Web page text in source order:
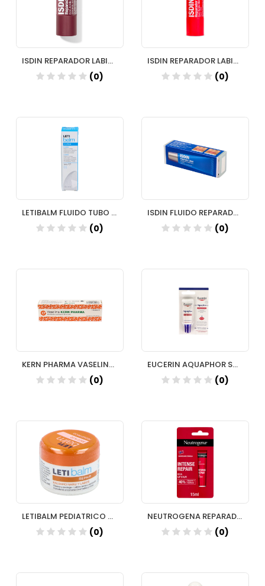
ISDIN REPARADOR LABIAL 1 STICK 4 G COLOR GRANATE
(0)
ISDIN REPARADOR LABIAL 1 STICK 4 G COLOR ROJO
(0)
LETIBALM FLUIDO TUBO 10ML
(0)
ISDIN FLUIDO REPARADOR LABIAL CON AC HIALU 10ML
(0)
KERN PHARMA VASELINA 30 G
(0)
EUCERIN AQUAPHOR SOS LIP REPAIR
(0)
LETIBALM PEDIATRICO NARIZ LABIOS 10 ML
(0)
NEUTROGENA REPARAD LABIOS INTENSIVO 15 ML
(0)